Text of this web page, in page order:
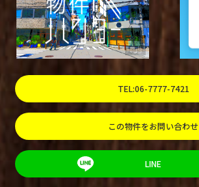
TEL:06-7777-7421
この物件をお問い合わせ
LINE